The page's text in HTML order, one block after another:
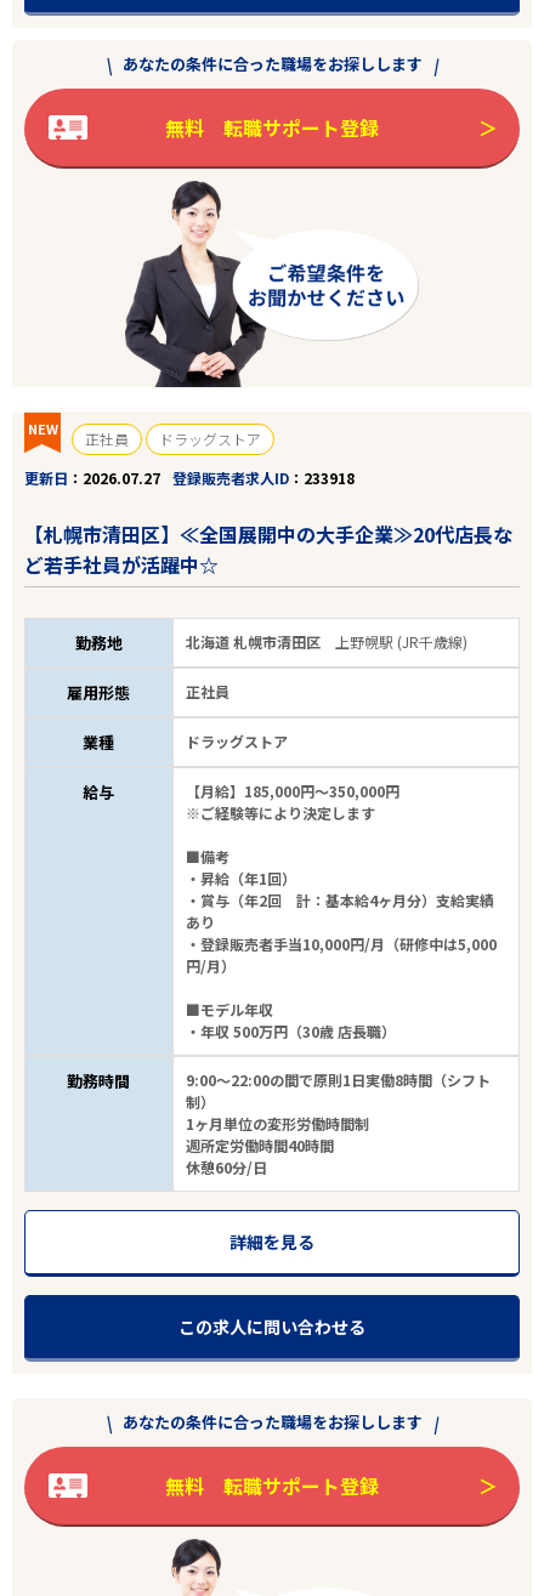
あなたの条件に合った職場をお探しします
無料 転職サポート登録
NEW 正社員
ドラッグストア
更新日
2026.07.27 登録販売者求人ID 233918
【札幌市清田区】≪全国展開中の大手企業≫20代店長な
ど若手社員が活躍中☆
勤務地 北海道 札幌市清田区 上野幌駅 (JR千歳線)
雇用形態 正社員
業種 ドラッグストア
給与
【月給】185,000円～350,000円
※ご経験等により決定します
■備考
・昇給（年1回）
・賞与（年2回 計：基本給4ヶ月分）支給実績
あり
・登録販売者手当10,000円/月（研修中は5,000
円/月）
■モデル年収
・年収 500万円（30歳 店長職）
勤務時間
9:00～22:00の間で原則1日実働8時間（シフト
制）
1ヶ月単位の変形労働時間制
週所定労働時間40時間
休憩60分/日
詳細を見る
この求人に問い合わせる
あなたの条件に合った職場をお探しします
無料 転職サポート登録